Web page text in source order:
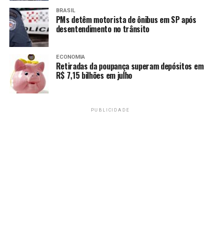
Nessa mesma postagem, o presidente informou que
levou aos norte-americanos que o país criou uma base
na cidade de Manaus com a participação de
representantes das polícias de países da América do Sul
para combater o crime organizado, o tráfico de armas e
drogas na fronteira brasileira.
“Se os Estados Unidos quiserem participar conosco,
BRASIL
PMs detêm motorista de ônibus em SP após
desentendimento no trânsito
ECONOMIA
Retiradas da poupança superam depósitos em
R$ 7,15 bilhões em julho
PUBLICIDADE